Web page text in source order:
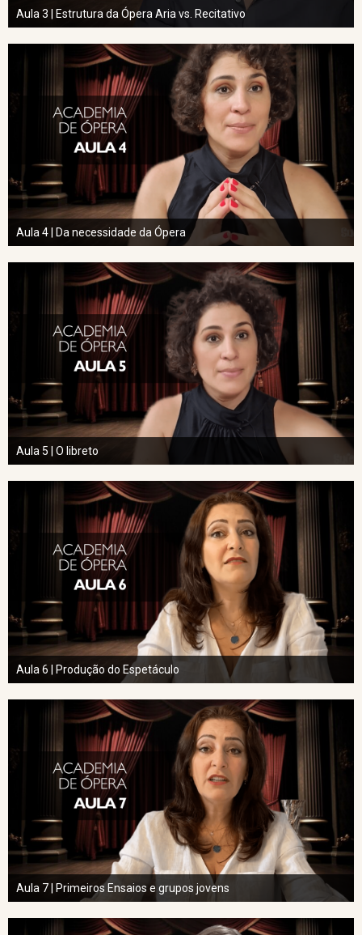
Aula 3 | Estrutura da Ópera Aria vs. Recitativo
Aula 4 | Da necessidade da Ópera
Aula 5 | O libreto
Aula 6 | Produção do Espetáculo
Aula 7 | Primeiros Ensaios e grupos jovens